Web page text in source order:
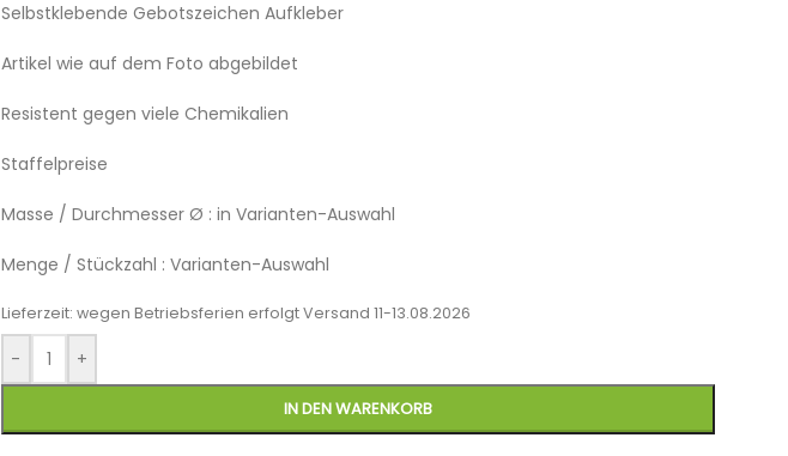
Selbstklebende Gebotszeichen Aufkleber
Artikel wie auf dem Foto abgebildet
Resistent gegen viele Chemikalien
Staffelpreise
Masse / Durchmesser Ø : in Varianten-Auswahl
Menge / Stückzahl : Varianten-Auswahl
Lieferzeit: wegen Betriebsferien erfolgt Versand 11-13.08.2026
- +
IN DEN WARENKORB